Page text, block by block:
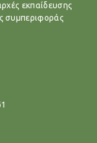
εκπαίδευσης
συμπεριφοράς